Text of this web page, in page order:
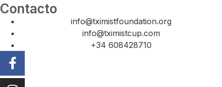
Contacto
info@tximistfoundation.org
info@tximistcup.com
+34 608428710